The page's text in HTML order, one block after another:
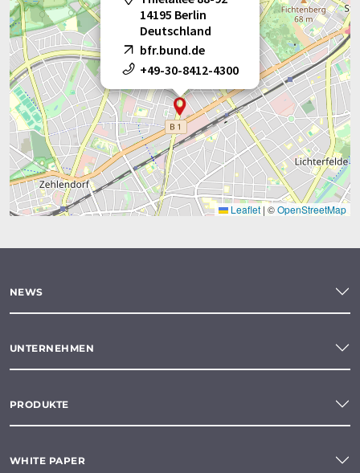
14195 Berlin
Deutschland
bfr.bund.de
+49-30-8412-4300
Leaflet | ©OpenStreetMap
NEWS
UNTERNEHMEN
PRODUKTE
WHITE PAPER